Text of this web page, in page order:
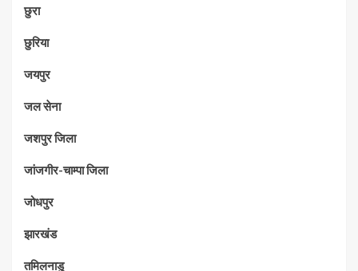
छुरा
छुरिया
जयपुर
जल सेना
जशपुर जिला
जांजगीर-चाम्पा जिला
जोधपुर
झारखंड
तमिलनाडु